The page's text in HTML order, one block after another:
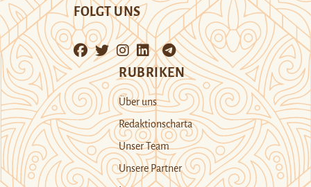
FOLGT UNS
RUBRIKEN
Über uns
Redaktionscharta
Unser Team
Unsere Partner